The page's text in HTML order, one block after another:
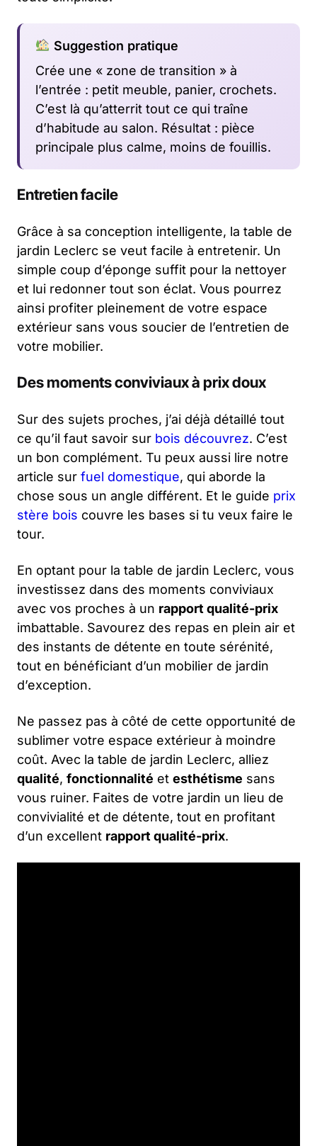
Suggestion pratique
Crée une « zone de transition » à
l’entrée : petit meuble, panier, crochets.
C’est là qu’atterrit tout ce qui traîne
d’habitude au salon. Résultat : pièce
principale plus calme, moins de fouillis.
Entretien facile
Grâce à sa conception intelligente, la table de
jardin Leclerc se veut facile à entretenir. Un
simple coup d’éponge suffit pour la nettoyer
et lui redonner tout son éclat. Vous pourrez
ainsi profiter pleinement de votre espace
extérieur sans vous soucier de l’entretien de
votre mobilier.
Des moments conviviaux à prix doux
Sur des sujets proches, j’ai déjà détaillé tout
ce qu’il faut savoir sur bois découvrez. C’est
un bon complément. Tu peux aussi lire notre
article sur fuel domestique, qui aborde la
chose sous un angle différent. Et le guide prix
stère bois couvre les bases si tu veux faire le
tour.
En optant pour la table de jardin Leclerc, vous
investissez dans des moments conviviaux
avec vos proches à un rapport qualité-prix
imbattable. Savourez des repas en plein air et
des instants de détente en toute sérénité,
tout en bénéficiant d’un mobilier de jardin
d’exception.
Ne passez pas à côté de cette opportunité de
sublimer votre espace extérieur à moindre
coût. Avec la table de jardin Leclerc, alliez
qualité, fonctionnalité et esthétisme sans
vous ruiner. Faites de votre jardin un lieu de
convivialité et de détente, tout en profitant
d’un excellent rapport qualité-prix.